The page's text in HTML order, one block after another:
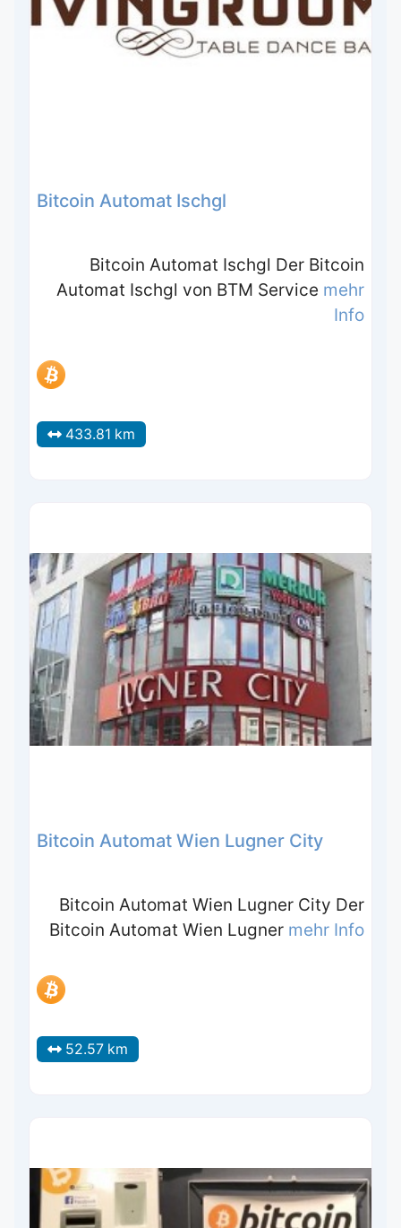
Bitcoin Automat Ischgl
Bitcoin Automat Ischgl Der Bitcoin
Automat Ischgl von BTM Service mehr
Info
433.81 km
Bitcoin Automat Wien Lugner City
Bitcoin Automat Wien Lugner City Der
Bitcoin Automat Wien Lugner mehr Info
52.57 km